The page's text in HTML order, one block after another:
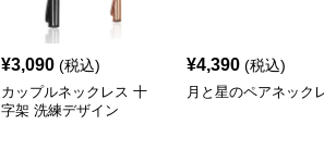
¥3,090 (税込)
カップルネックレス 十
字架 洗練デザイン
¥4,390 (税込)
月と星のペアネック